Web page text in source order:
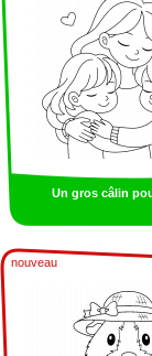
Un gros câlin
nouveau